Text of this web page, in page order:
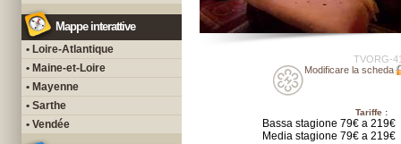
Mappe interattive
• Loire-Atlantique
• Maine-et-Loire
• Mayenne
• Sarthe
• Vendée
TVORG-
Modificare la scheda
Tariffe :
Bassa stagione 79€ a 219€
Media stagione 79€ a 219€